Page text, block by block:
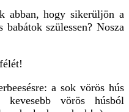
abban, hogy sikerüljön a
babátok szülessen? Nosza
a sok vörös hús
kevesebb vörös húsból